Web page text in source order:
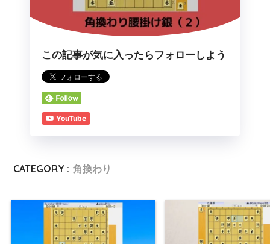
この記事が気に入ったらフォローしよう
YouTube
CATEGORY : 角換わり